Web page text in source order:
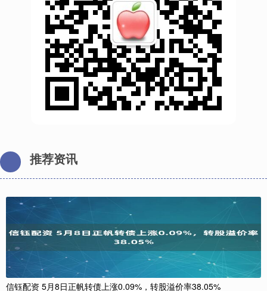
推荐资讯
信钰配资 5月8日正帆转债上涨0.09%，转股溢价率38.05%